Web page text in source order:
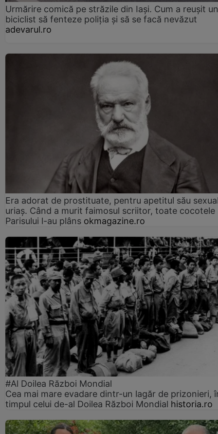
Urmărire comică pe străzile din Iași. Cum a reușit un
biciclist să fenteze poliția și să se facă nevăzut
adevarul.ro
Era adorat de prostituate, pentru apetitul său
uriaș. Când a murit faimosul scriitor, toate cocotele
Parisului l-au plâns okmagazine.ro
#Al Doilea Război Mondial
Cea mai mare evadare dintr-un lagăr de prizonieri,
timpul celui de-al Doilea Război Mondial historia.ro